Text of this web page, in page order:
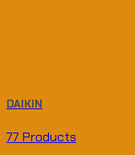
DAIKIN
77 Products